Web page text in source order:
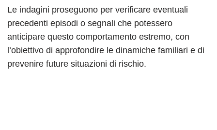
Le indagini proseguono per verificare eventuali
precedenti episodi o segnali che potessero
anticipare questo comportamento estremo, con
l’obiettivo di approfondire le dinamiche familiari e di
prevenire future situazioni di rischio.